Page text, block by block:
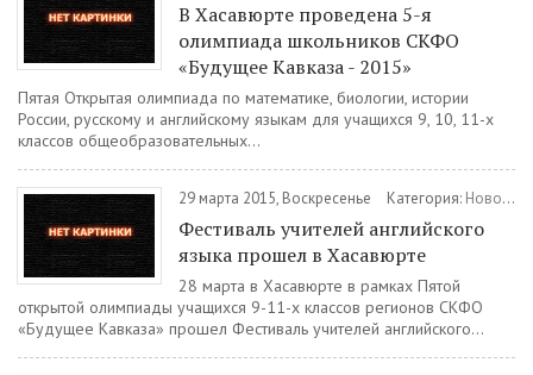
В Хасавюрте проведена 5-я
олимпиада школьников СКФО
«Будущее Кавказа - 2015»
Пятая Открытая олимпиада по математике, биологии, истории
России, русскому и английскому языкам для учащихся 9, 10, 11-х
классов общеобразовательных...
29 марта 2015, Воскресенье Категория: Новости
Фестиваль учителей английского
языка прошел в Хасавюрте
28 марта в Хасавюрте в рамках Пятой
открытой олимпиады учащихся 9-11-х классов регионов СКФО
«Будущее Кавказа» прошел Фестиваль учителей английского...